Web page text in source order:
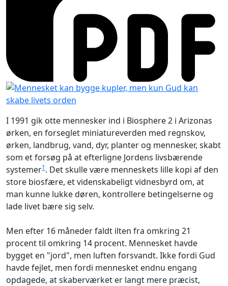
I 1991 gik otte mennesker ind i Biosphere 2 i Arizonas
ørken, en forseglet miniatureverden med regnskov,
ørken, landbrug, vand, dyr, planter og mennesker, skabt
som et forsøg på at efterligne Jordens livsbærende
systemer1. Det skulle være menneskets lille kopi af den
store biosfære, et videnskabeligt vidnesbyrd om, at
man kunne lukke døren, kontrollere betingelserne og
lade livet bære sig selv.
Men efter 16 måneder faldt ilten fra omkring 21
procent til omkring 14 procent. Mennesket havde
bygget en "jord", men luften forsvandt. Ikke fordi Gud
havde fejlet, men fordi mennesket endnu engang
opdagede, at skaberværket er langt mere præcist,